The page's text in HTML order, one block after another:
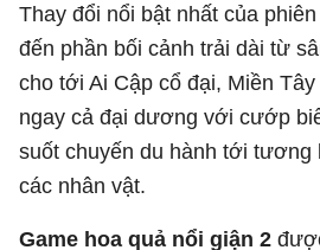
Thay đổi nổi bật nhất của
đến phần bối cảnh trải dài từ
cho tới Ai Cập cổ đại, Miền
ngay cả đại dương với cướp
suốt chuyến du hành tới tương
các nhân vật.
Game hoa quả nổi giận 2